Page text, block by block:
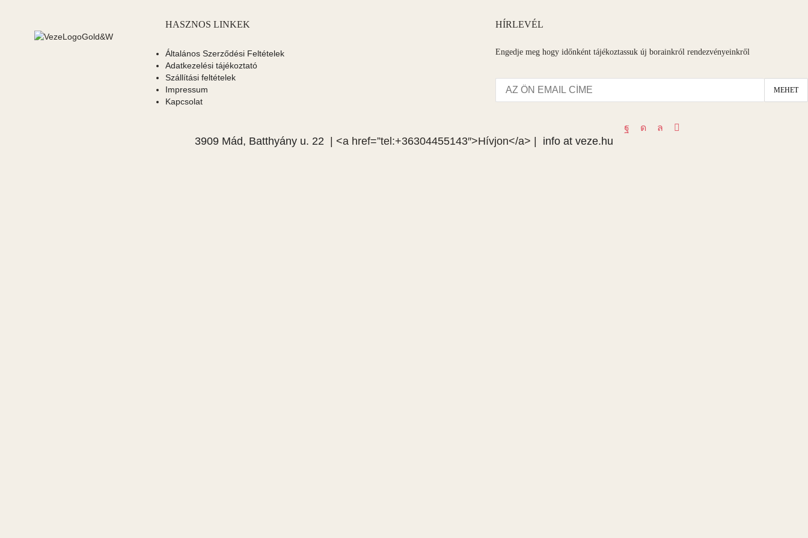
HASZNOS LINKEK
Általános Szerződési Feltételek
Adatkezelési tájékoztató
Szállítási feltételek
Impressum
Kapcsolat
HÍRLEVÉL
Engedje meg hogy időnként tájékoztassuk új borainkról rendezvényeinkről
3909 Mád, Batthyány u. 22 | <a href=”tel:+36304455143″>Hívjon</a> | info at veze.hu